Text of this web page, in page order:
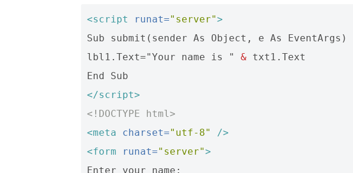
<script runat="server">
Sub submit(sender As Object, e As EventArgs)
lbl1.Text="Your name is " & txt1.Text
</script>
<!DOCTYPE html>
<meta
charset="utf-8"
/>
<form
runat="server">